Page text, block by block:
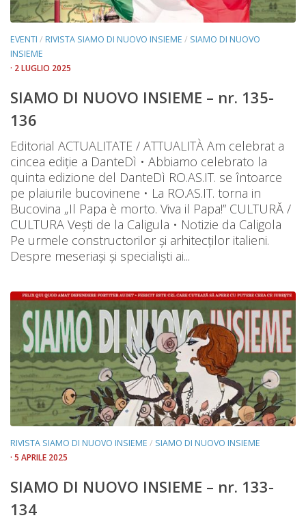
EVENTI / RIVISTA SIAMO DI NUOVO INSIEME / SIAMO DI NUOVO
INSIEME
· 2 LUGLIO 2025
SIAMO DI NUOVO INSIEME – nr. 135-
136
Editorial ACTUALITATE / ATTUALITÀ Am celebrat a
cincea ediție a DanteDì • Abbiamo celebrato la
quinta edizione del DanteDì RO.AS.IT. se întoarce
pe plaiurile bucovinene • La RO.AS.IT. torna in
Bucovina „Il Papa è morto. Viva il Papa!” CULTURĂ /
CULTURA Vești de la Caligula • Notizie da Caligola
Pe urmele constructorilor și arhitecților italieni.
Despre meseriași și specialiști ai...
RIVISTA SIAMO DI NUOVO INSIEME / SIAMO DI NUOVO INSIEME
· 5 APRILE 2025
SIAMO DI NUOVO INSIEME – nr. 133-
134